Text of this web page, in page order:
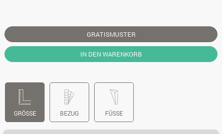
GRATISMUSTER
IN DEN WARENKORB
GRÖSSE BEZUG FÜSSE